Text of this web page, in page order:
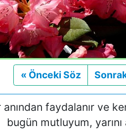
« Önceki Söz Önceki
faydalanır ve
bugün mutluyum,